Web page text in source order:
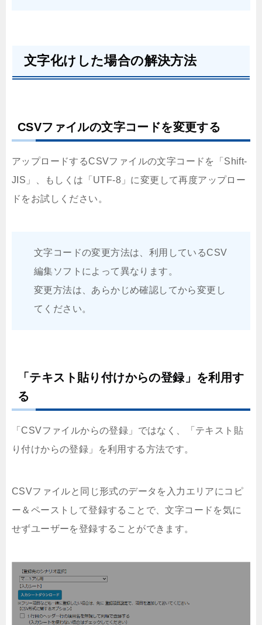
文字化けした場合の解決方法
CSVファイルの文字コードを変更する
アップロードするCSVファイルの文字コードを「Shift-
JIS」、もしくは「UTF-8」に変更して再度アップロー
ドをお試しください。
文字コードの変更方法は、利用しているCSV
編集ソフトによって異なります。
変更方法は、あらかじめ確認してから変更し
てください。
「テキスト貼り付けからの登録」を利用す
る
「CSVファイルからの登録」ではなく、「テキスト貼
り付けからの登録」を利用する方法です。
CSVファイルと同じ形式のデータを入力エリアにコピ
ー＆ペーストして登録することで、文字コードを気に
せずユーザーを登録することができます。